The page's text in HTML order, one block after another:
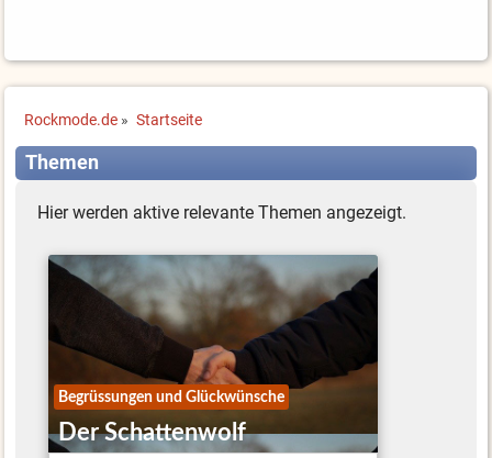
Rockmode.de » Startseite
Themen
Hier werden aktive relevante Themen angezeigt.
Begrüssungen und Glückwünsche
Der Schattenwolf